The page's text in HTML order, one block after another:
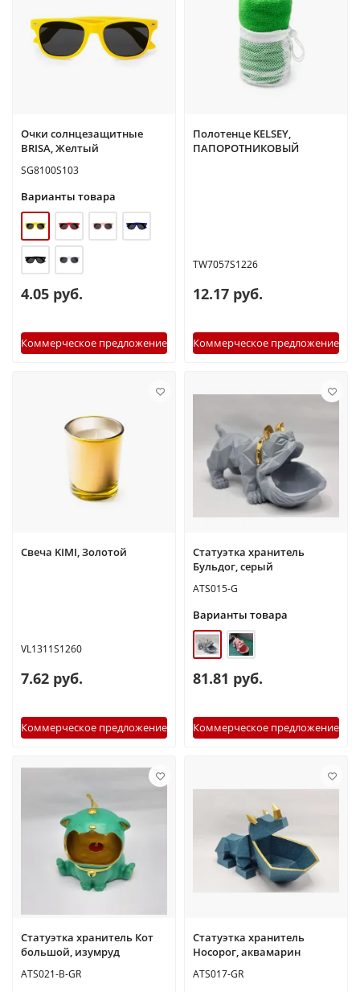
Очки солнцезащитные
BRISA, Желтый
SG8100S103
Варианты товара
4.05 руб.
Коммерческое предложение
Полотенце KELSEY,
ПАПОРОТНИКОВЫЙ
TW7057S1226
12.17 руб.
Коммерческое предложение
Свеча KIMI, Золотой
VL1311S1260
7.62 руб.
Коммерческое предложение
Статуэтка хранитель
Бульдог, серый
ATS015-G
Варианты товара
81.81 руб.
Коммерческое предложение
Статуэтка хранитель Кот
большой, изумруд
ATS021-B-GR
Статуэтка хранитель
Носорог, аквамарин
ATS017-GR